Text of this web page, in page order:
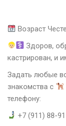
Возраст
Здоров,
кастрирован, и
Задать любые
знакомства с
телефону:
+7 (911) 88-